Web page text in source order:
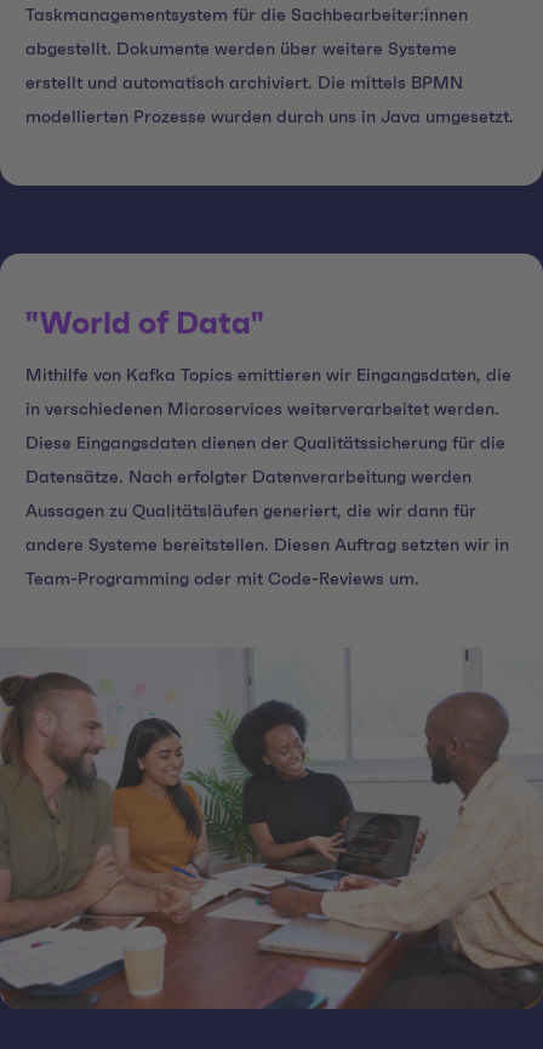
Taskmanagementsystem für die Sachbearbeiter:innen
abgestellt. Dokumente werden über weitere Systeme
erstellt und automatisch archiviert. Die mittels BPMN
modellierten Prozesse wurden durch uns in Java umgesetzt.
"World of Data"
Mithilfe von Kafka Topics emittieren wir Eingangsdaten, die
in verschiedenen Microservices weiterverarbeitet werden.
Diese Eingangsdaten dienen der Qualitätssicherung für die
Datensätze. Nach erfolgter Datenverarbeitung werden
Aussagen zu Qualitätsläufen generiert, die wir dann für
andere Systeme bereitstellen. Diesen Auftrag setzten wir in
Team-Programming oder mit Code-Reviews um.